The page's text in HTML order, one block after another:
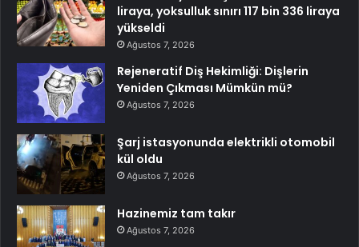
liraya, yoksulluk sınırı 117 bin 336 liraya
yükseldi
Ağustos 7, 2026
Rejeneratif Diş Hekimliği: Dişlerin
Yeniden Çıkması Mümkün mü?
Ağustos 7, 2026
Şarj istasyonunda elektrikli otomobil
kül oldu
Ağustos 7, 2026
Hazinemiz tam takır
Ağustos 7, 2026